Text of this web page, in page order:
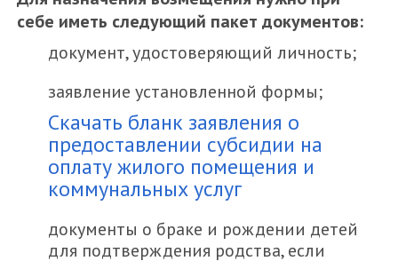
себе иметь следующий пакет документов:
документ, удостоверяющий личность;
заявление установленной формы;
Скачать бланк заявления о
предоставлении субсидии на
оплату жилого помещения и
коммунальных услуг
документы о браке и рождении детей
для подтверждения родства, если